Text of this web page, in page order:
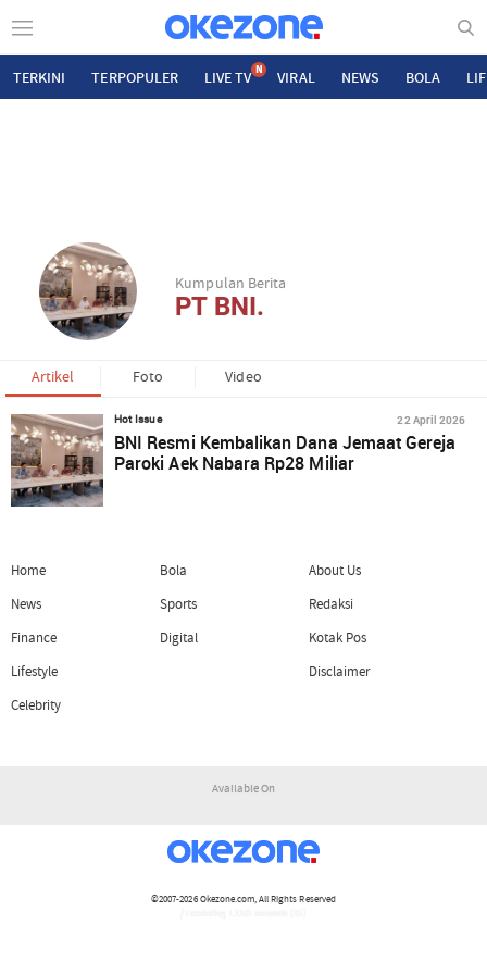
TERKINI TERPOPULER LIVE TV N VIRAL NEWS BOLA
Kumpulan Berita
PT BNI.
Artikel Foto Video
Hot Issue 22 April 2026
BNI Resmi Kembalikan Dana Jemaat Gereja
Paroki Aek Nabara Rp28 Miliar
Home
News
Finance
Lifestyle
Celebrity
Bola
Sports
Digital
About Us
Redaksi
Kotak Pos
Disclaimer
Available On
©2007-2026Okezone.com, All Rights Reserved